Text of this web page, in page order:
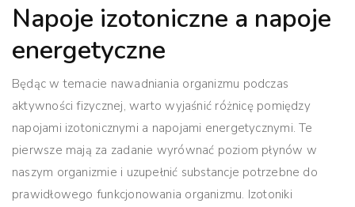
Napoje izotoniczne a napoje
energetyczne
Będąc w temacie nawadniania organizmu podczas
aktywności fizycznej, warto wyjaśnić różnicę pomiędzy
napojami izotonicznymi a napojami energetycznymi. Te
pierwsze mają za zadanie wyrównać poziom płynów w
naszym organizmie i uzupełnić substancje potrzebne do
prawidłowego funkcjonowania organizmu. Izotoniki